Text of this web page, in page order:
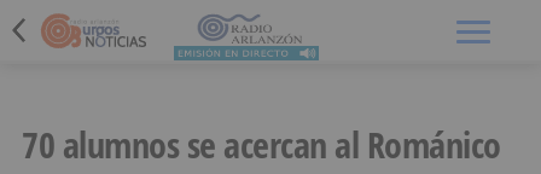
70 alumnos se acercan al Románico